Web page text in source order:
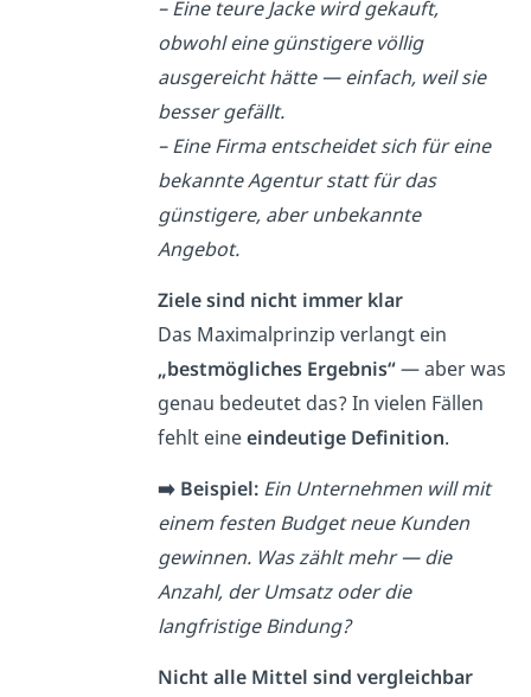
– Eine teure Jacke wird gekauft,
obwohl eine günstigere völlig
ausgereicht hätte — einfach, weil sie
besser gefällt.
– Eine Firma entscheidet sich für eine
bekannte Agentur statt für das
günstigere, aber unbekannte
Angebot.
Ziele sind nicht immer klar
Das Maximalprinzip verlangt ein
„bestmögliches Ergebnis“— aber was
genau bedeutet das? In vielen Fällen
fehlt eineeindeutige Definition.
➡️ Beispiel: Ein Unternehmen will mit
einem festen Budget neue Kunden
gewinnen. Was zählt mehr — die
Anzahl, der Umsatz oder die
langfristige Bindung?
Nicht alle Mittel sind vergleichbar